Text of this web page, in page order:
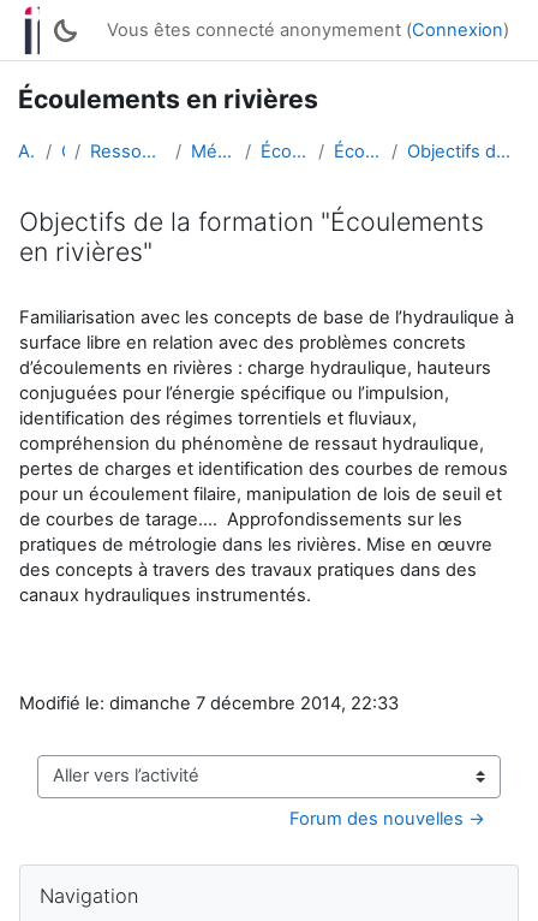
Passer au contenu principal
Vous êtes connecté anonymement (Connexion)
Écoulements en rivières
Accueil Cours Ressources ouvertes enseignantes Mécanique des fluides Écoulements en rivières Écoulements en rivières Objectifs de la formation "Écoulements en rivières"
Objectifs de la formation "Écoulements
en rivières"
Familiarisation avec les concepts de base de l’hydraulique à
surface libre en relation avec des problèmes concrets
d’écoulements en rivières : charge hydraulique, hauteurs
conjuguées pour l’énergie spécifique ou l’impulsion,
identification des régimes torrentiels et fluviaux,
compréhension du phénomène de ressaut hydraulique,
pertes de charges et identification des courbes de remous
pour un écoulement filaire, manipulation de lois de seuil et
de courbes de tarage.... Approfondissements sur les
pratiques de métrologie dans les rivières. Mise en œuvre
des concepts à travers des travaux pratiques dans des
canaux hydrauliques instrumentés.
Modifié le: dimanche 7 décembre 2014, 22:33
Aller vers l’activité
Forum des nouvelles →
Blocs
Navigation